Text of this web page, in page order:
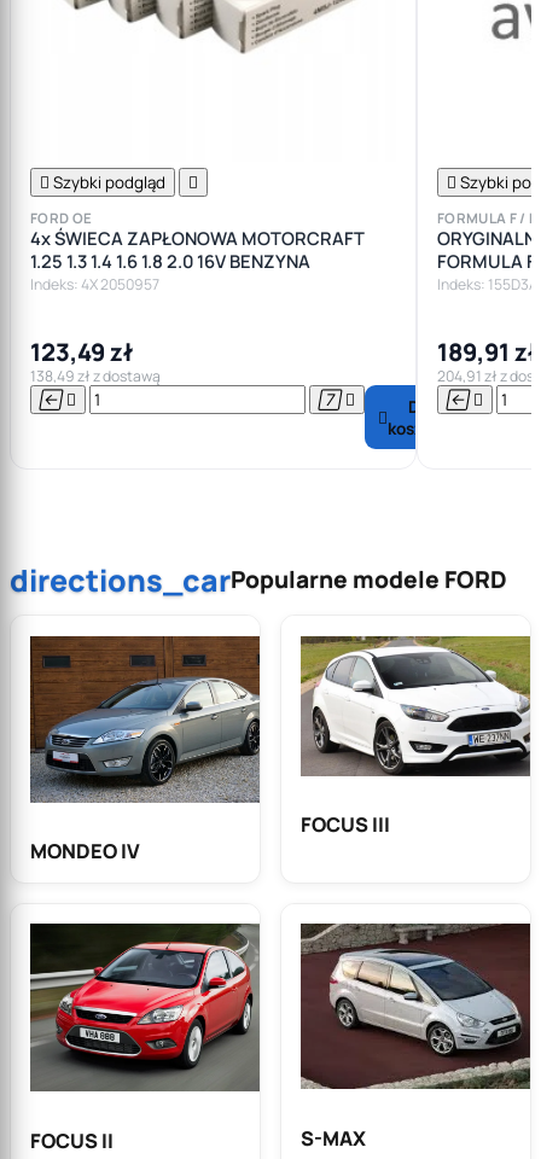
 Szybki podgląd 
FORD OE
4x ŚWIECA ZAPŁONOWA MOTORCRAFT
1.25 1.3 1.4 1.6 1.8 2.0 16V BENZYNA
Indeks: 4X 2050957
123,49 zł
138,49 zł z dostawą
   

Do
koszyka
 Szybki
FORMULA F /
FORMULA
Indeks: 155D3A
189,91 zł
204,91 zł z
 
directions_carPopularne modele FORD
MONDEO IV
FOCUS III
FOCUS II S-MAX